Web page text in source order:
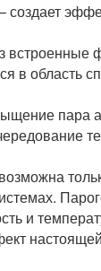
создает
встроенные
в область
пара
и